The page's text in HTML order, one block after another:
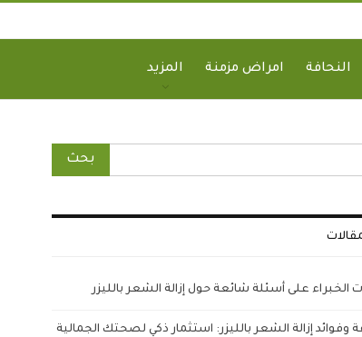
النحافة امراض مزمنة المزيد
الخبراء على أسئلة شائعة حول إزالة الشعر بالليزر
وفوائد إزالة الشعر بالليزر: استثمار ذكي لصحتك الجمالية